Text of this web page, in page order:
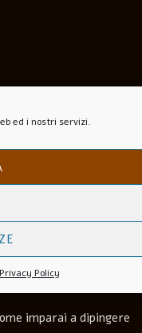
ed i nostri servizi.
Policy
(1944)
(Il Vespaio) –
imparai a dipingere